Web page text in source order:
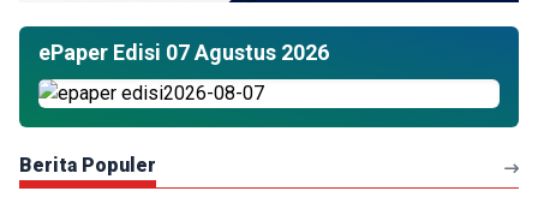
ePaper Edisi 07 Agustus 2026
Berita Populer